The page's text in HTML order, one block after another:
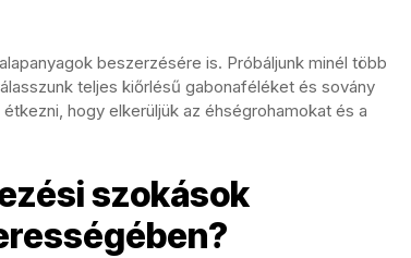
beszerzésére is. Próbáljunk minél több
teljes kiőrlésű gabonaféléket és sovány
hogy elkerüljük az éhségrohamokat és a
szokások